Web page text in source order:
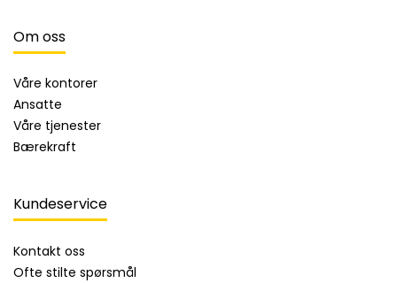
Om oss
Våre kontorer
Ansatte
Våre tjenester
Bærekraft
Kundeservice
Kontakt oss
Ofte stilte spørsmål